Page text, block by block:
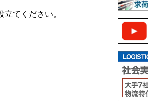
てください。